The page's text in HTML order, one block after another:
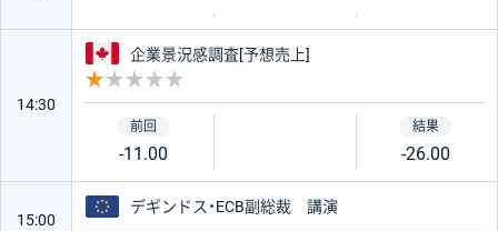
14:30
カナダ
企業景況感調査[予想売上]
-11.00 -26.00
15:00
ユーロ
デギンドス・ECB副総裁 講演